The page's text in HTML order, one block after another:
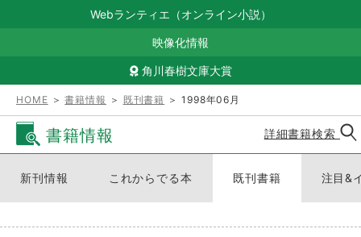
Webランティエ（オンライン小説）
映像化情報
角川春樹文庫大賞
HOME ＞書籍情報 ＞ 既刊書籍 ＞ 1998年06月
書籍情報 詳細書籍検索
新刊情報 これからでる本 既刊書籍 注目&